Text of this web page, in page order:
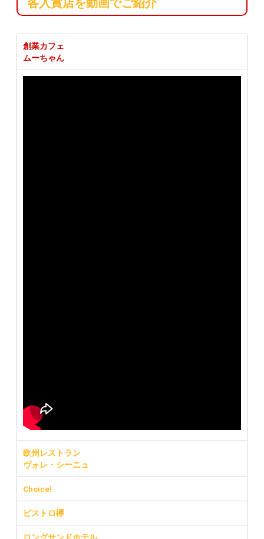
各入賞店を動画でご紹介
創業カフェ
ムーちゃん
欧州レストラン
ヴォレ・シーニュ
Choice!
ビストロ欅